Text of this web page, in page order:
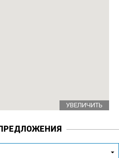
УВЕЛИЧИТЬ